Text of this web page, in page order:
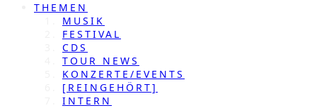
THEMEN
MUSIK
FESTIVAL
CDS
TOUR NEWS
KONZERTE/EVENTS
[REINGEHÖRT]
INTERN